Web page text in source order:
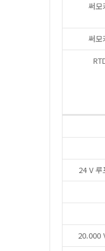
써모
써모
24 V
20.000